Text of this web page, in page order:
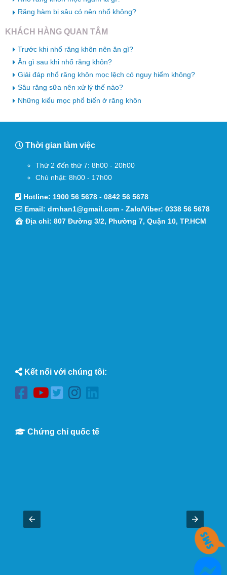
Răng hàm bị sâu có nên nhổ không?
KHÁCH HÀNG QUAN TÂM
Trước khi nhổ răng khôn nên ăn gì?
Ăn gì sau khi nhổ răng khôn?
Giải đáp nhổ răng khôn mọc lệch có nguy hiểm không?
Sâu răng sữa nên xử lý thế nào?
Những kiểu mọc phổ biến ở răng khôn
Thời gian làm việc
Thứ 2 đến thứ 7: 8h00 - 20h00
Chủ nhật: 8h00 - 17h00
Hotline: 1900 56 5678 - 0842 56 5678
Email: drnhan1@gmail.com - Zalo/Viber: 0338 56 5678
Địa chỉ: 807 Đường 3/2, Phường 7, Quận 10, TP.HCM
Kết nối với chúng tôi:
Chứng chỉ quốc tế